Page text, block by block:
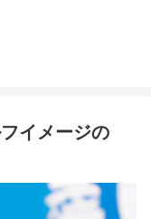
イメージの